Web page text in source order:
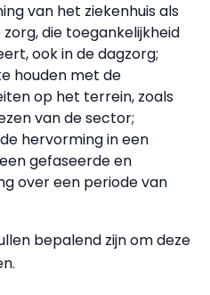
van het ziekenhuis als
die toegankelijkheid
ook in de dagzorg;
houden met de
op het terrein, zoals
van de sector;
hervorming in een
gefaseerde en
over een periode van
bepalend zijn om deze